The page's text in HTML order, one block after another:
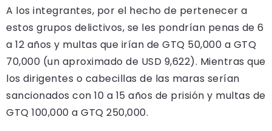
A los integrantes, por el hecho de pertenecer a
estos grupos delictivos, se les pondrían penas de 6
a 12 años y multas que irían de GTQ 50,000 a GTQ
70,000 (un aproximado de USD 9,622). Mientras que
los dirigentes o cabecillas de las maras serían
sancionados con 10 a 15 años de prisión y multas de
GTQ 100,000 a GTQ 250,000.